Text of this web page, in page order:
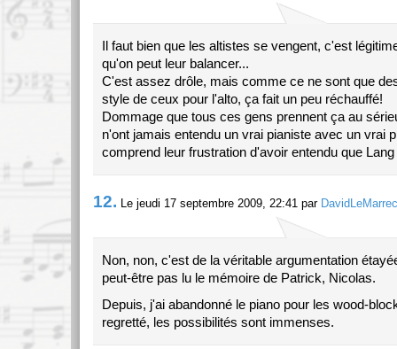
Il faut bien que les altistes se vengent, c'est
qu'on peut leur balancer...
C'est assez drôle, mais comme ce ne sont que
style de ceux pour l'alto, ça fait un peu réchauffé!
Dommage que tous ces gens prennent ça au
n'ont jamais entendu un vrai pianiste avec un vrai
comprend leur frustration d'avoir entendu que Lang
12. Le jeudi 17 septembre 2009, 22:41 par DavidLeMarrec
Non, non, c'est de la véritable argumentation
peut-être pas lu le mémoire de Patrick, Nicolas.
Depuis, j'ai abandonné le piano pour les wood-
regretté, les possibilités sont immenses.